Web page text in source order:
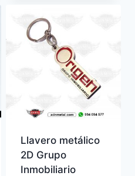
Llavero metálico
2D Grupo
Inmobiliario